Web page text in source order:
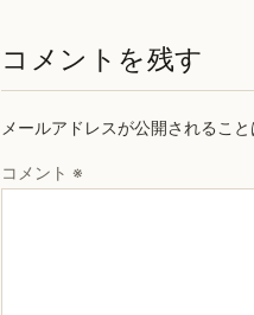
コメントを残す
メールアドレスが公開されること
コメント ※